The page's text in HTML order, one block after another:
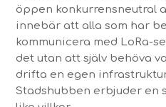
öppen konkurrensneutral
innebär att alla som har
kommunicera med LoRa-
det utan att själv behöva
drifta en egen
Stadshubben erbjuder en